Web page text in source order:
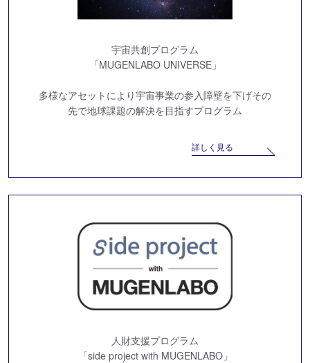
宇宙共創プログラム
「MUGENLABO UNIVERSE」
多様なアセットにより宇宙事業の参入障壁を下げその
先で地球課題の解決を目指すプログラム
詳しく見る
人財支援プログラム
「side project with MUGENLABO」